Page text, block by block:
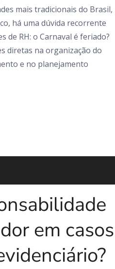
mais tradicionais do Brasil,
há uma dúvida recorrente
de RH: o Carnaval é feriado?
diretas na organização do
e no planejamento
em casos